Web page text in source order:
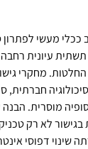
ככלי מעשי
עיונית
מחקרי
חברתית,
מוסרית. הבנה
לא רק
שינוי דפוסי